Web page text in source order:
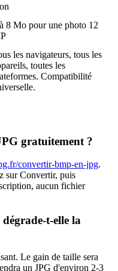
8 Mo pour une photo 12
les navigateurs, tous les
toutes les
Compatibilité
gratuitement ?
/convertir-bmp-en-jpg.
sur Convertir, puis
aucun fichier
dégrade-t-elle la
Le gain de taille sera
un JPG d'environ 2-3